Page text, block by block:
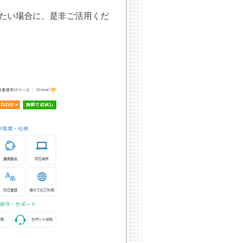
い場合に、是非ご活用くだ